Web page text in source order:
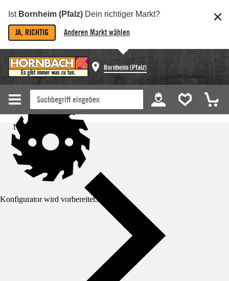
Ist Bornheim (Pfalz) Dein richtiger Markt?
JA, RICHTIG Anderen Markt wählen
Bornheim (Pfalz)
Konfigurator wird vorbereitet...
Startseite